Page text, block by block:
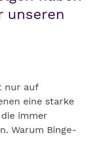
unseren
nur auf
eine starke
immer
Warum Binge-